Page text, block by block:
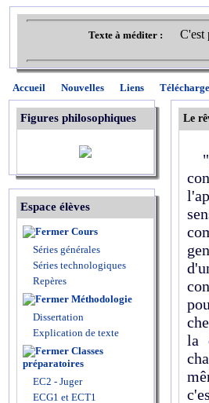
Texte à méditer : C'est
Accueil Nouvelles Liens
Figures philosophiques
Espace élèves
Cours
Séries générales
Séries technologiques
Repères
Méthodologie
Dissertation
Explication de texte
Classes
préparatoires
EC2 - Juger
ECG1 et ECT1
Le
la